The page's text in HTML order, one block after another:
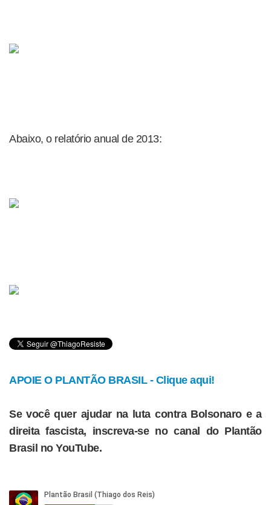
Abaixo, o relatório anual de 2013:
APOIE O PLANTÃO BRASIL - Clique aqui!
Se você quer ajudar na luta contra Bolsonaro e a
direita fascista, inscreva-se no canal do Plantão
Brasil no YouTube.